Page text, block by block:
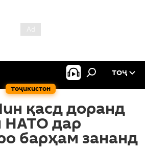
Тоҷикистон
ТОҶ
қасд доранд
НАТО дар
барҳам зананд